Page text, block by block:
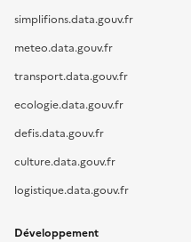
simplifions.data.gouv.fr
meteo.data.gouv.fr
transport.data.gouv.fr
ecologie.data.gouv.fr
defis.data.gouv.fr
culture.data.gouv.fr
logistique.data.gouv.fr
Développement